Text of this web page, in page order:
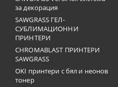
за декорация
SAWGRASS ГЕЛ-
СУБЛИМАЦИОННИ
ПРИНТЕРИ
CHROMABLAST ПРИНТЕРИ
SAWGRASS
OKI принтери с бял и неонов
тонер